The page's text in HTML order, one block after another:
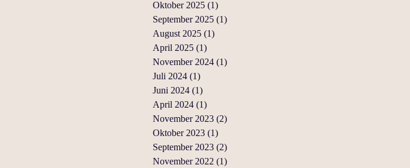
Oktober 2025 (1)
September 2025 (1)
August 2025 (1)
April 2025 (1)
November 2024 (1)
Juli 2024 (1)
Juni 2024 (1)
April 2024 (1)
November 2023 (2)
Oktober 2023 (1)
September 2023 (2)
November 2022 (1)